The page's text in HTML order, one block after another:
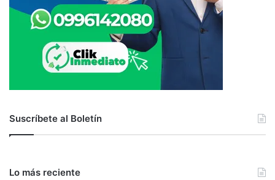
Suscríbete al Boletín
Lo más reciente